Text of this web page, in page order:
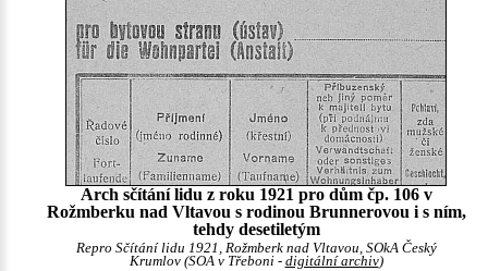
Arch sčítání lidu z roku 1921 pro dům čp. 106 v
Rožmberku nad Vltavou s rodinou Brunnerovou i s ním,
tehdy desetiletým
Repro Sčítání lidu 1921, Rožmberk nad Vltavou, SOkA Český
Krumlov (SOA v Třeboni - digitální archiv)